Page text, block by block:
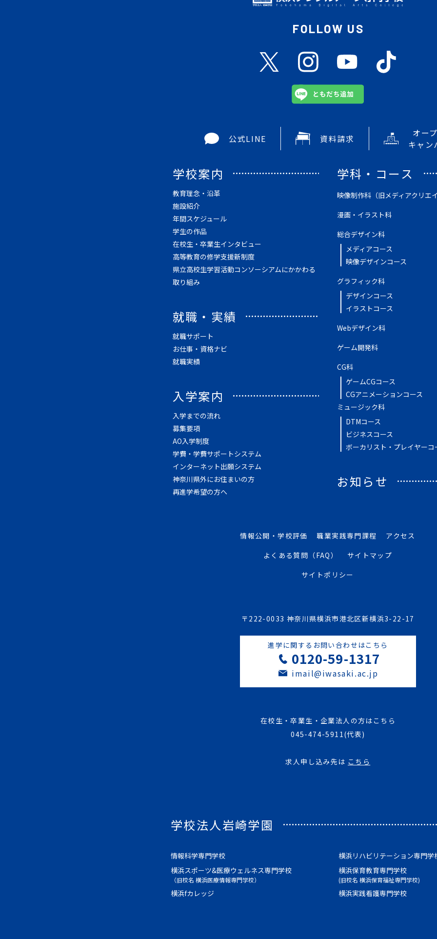
FOLLOW US
公式LINE 資料請求
オー
キャン
学校案内
教育理念・沿革
施設紹介
年間スケジュール
学生の作品
在校生・卒業生インタビュー
高等教育の修学支援新制度
県立高校生学習活動コンソーシアムにかかわる
取り組み
学科・コース
映像制作科（旧メディアクリエ
漫画・イラスト科
総合デザイン科
メディアコース
映像デザインコース
グラフィック科
デザインコース
イラストコース
Webデザイン科
ゲーム開発科
CG科
ゲームCGコース
CGアニメーションコース
ミュージック科
DTMコース
ビジネスコース
ボーカリスト・プレイヤーコ
就職・実績
就職サポート
お仕事・資格ナビ
就職実績
入学案内
入学までの流れ
募集要項
AO入学制度
学費・学費サポートシステム
インターネット出願システム
神奈川県外にお住まいの方
再進学希望の方へ
お知らせ
情報公開・学校評価 職業実践専門課程
アクセス
よくある質問（FAQ）
サイトマップ
サイトポリシー
〒222-0033 神奈川県横浜市港北区新横浜3-22-17
進学に関するお問い合わせはこちら
0120-59-1317
imail@iwasaki.ac.jp
在校生・卒業生・企業法人の方はこちら
045-474-5911(代表)
求人申し込み先は こちら
学校法人岩崎学園
情報科学専門学校
横浜スポーツ&医療ウェルネス専門学校
（旧校名 横浜医療情報専門学校）
横浜fカレッジ
横浜リハビリテーション専門学
横浜保育教育専門学校
(旧校名 横浜保育福祉専門学校)
横浜実践看護専門学校